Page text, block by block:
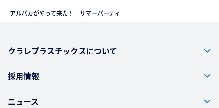
アルパカがやって来た！ サマーパーティ
クラレプラスチックスについて
採用情報
ニュース